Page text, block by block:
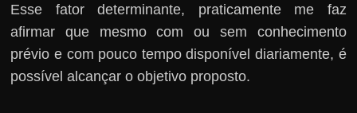
Esse fator determinante, praticamente me faz
afirmar que mesmo com ou sem conhecimento
prévio e com pouco tempo disponível diariamente, é
possível alcançar o objetivo proposto.